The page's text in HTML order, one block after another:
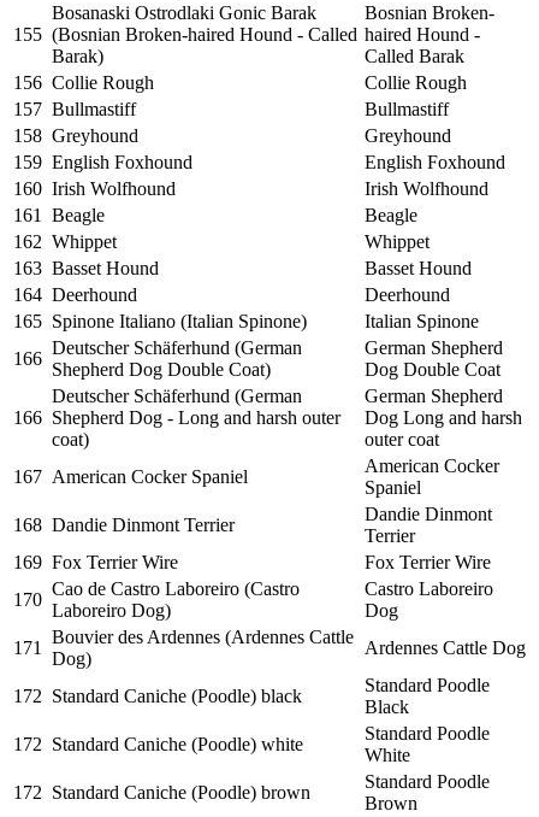
155
Bosanaski Ostrodlaki Gonic Barak
(Bosnian Broken-haired Hound - Called
Barak)
Bosnian Broken-
haired Hound -
Called Barak
156 Collie Rough
Collie Rough
157 Bullmastiff
Bullmastiff
158 Greyhound
Greyhound
159 English Foxhound
English Foxhound
160 Irish Wolfhound
Irish Wolfhound
161
Beagle
Beagle
162 Whippet
Whippet
163 Basset Hound
Basset Hound
164 Deerhound
Deerhound
165 Spinone Italiano (Italian Spinone)
Italian Spinone
166
Deutscher Schäferhund (German
Shepherd Dog Double Coat)
German Shepherd
Dog Double Coat
166
Deutscher Schäferhund (German
Shepherd Dog - Long and harsh outer
coat)
German Shepherd
Dog Long and harsh
outer coat
167 American Cocker Spaniel
American Cocker
Spaniel
168 Dandie Dinmont Terrier
Dandie Dinmont
Terrier
169 Fox Terrier Wire
Fox Terrier Wire
170
Cao de Castro Laboreiro (Castro
Laboreiro Dog)
Castro Laboreiro
Dog
171
Bouvier des Ardennes (Ardennes Cattle
Dog)
Ardennes Cattle Dog
172 Standard Caniche (Poodle) black
Standard Poodle
Black
172 Standard Caniche (Poodle) white
Standard Poodle
White
172 Standard Caniche (Poodle) brown
Standard Poodle
Brown